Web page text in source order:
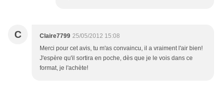
C Claire7799 25/05/2012 15:08
Merci pour cet avis, tu m'as convaincu, il a vraiment l'air bien!
J'espère qu'il sortira en poche, dès que je le vois dans ce
format, je l'achète!